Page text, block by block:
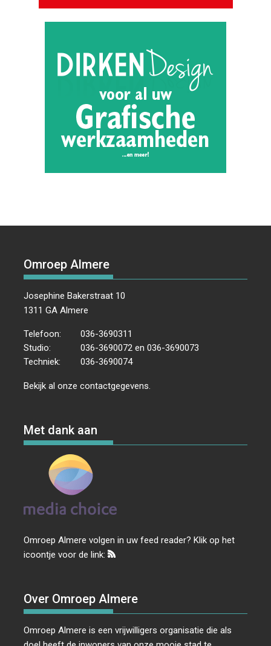
Omroep Almere
Josephine Bakerstraat 10
1311 GA Almere
Telefoon:
036-3690311
Studio:
036-3690072 en 036-3690073
Techniek:
036-3690074
Bekijk al onzecontactgegevens
Met dank aan
Omroep Almere volgen in uw feed reader? Klik op het
icoontje voor de link:
Over Omroep Almere
Omroep Almere is een vrijwilligers organisatie die als